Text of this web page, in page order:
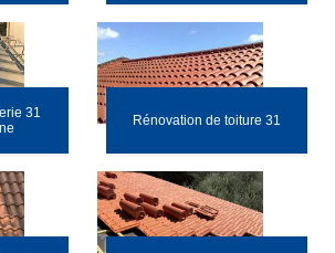
31
Rénovation de toiture 31